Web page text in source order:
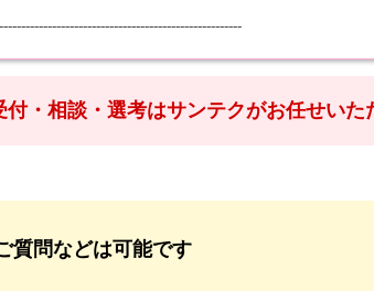
・相談・選考はサンテクがお任せいた
質問などは可能です